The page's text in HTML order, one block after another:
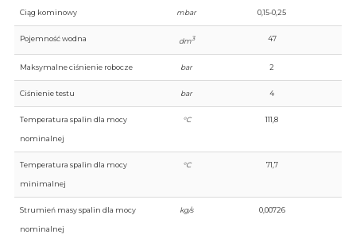
Ciąg kominowy mbar 0,15-0,25
Pojemność wodna dm3 47
Maksymalne ciśnienie robocze bar 2
Ciśnienie testu bar 4
Temperatura spalin dla mocy
nominalnej
°C 111,8
Temperatura spalin dla mocy
minimalnej
°C 71,7
Strumień masy spalin dla mocy
nominalnej
kg/s 0,00726